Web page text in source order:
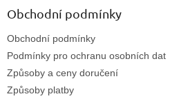
Obchodní podmínky
Obchodní podmínky
Podmínky pro ochranu osobních dat
Způsoby a ceny doručení
Způsoby platby